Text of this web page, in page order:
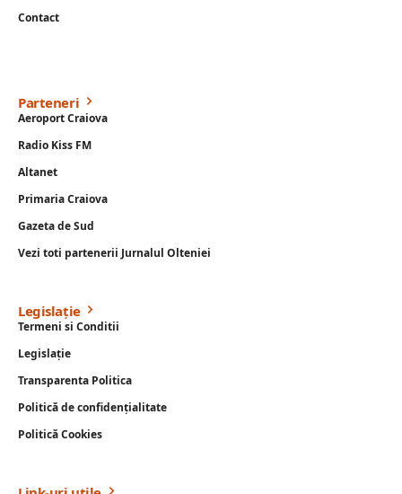
Contact
Parteneri
Aeroport Craiova
Radio Kiss FM
Altanet
Primaria Craiova
Gazeta de Sud
Vezi toti partenerii Jurnalul Olteniei
Legislație
Termeni si Conditii
Legislație
Transparenta Politica
Politică de confidențialitate
Politică Cookies